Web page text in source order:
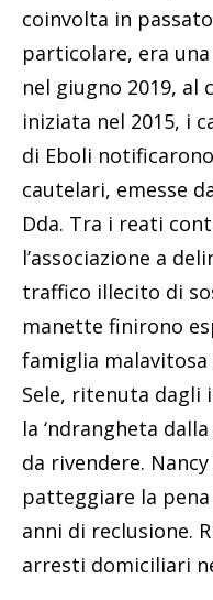
coinvolta in
particolare, era
nel giugno 2019, al
iniziata nel 2015, i
di Eboli
cautelari, emesse
Dda. Tra i reati
l’associazione a
traffico illecito di
manette finirono
famiglia malavitosa
Sele, ritenuta
la ‘ndrangheta
da rivendere.
patteggiare la
anni di reclusione.
arresti domiciliari